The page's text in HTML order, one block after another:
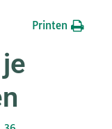
Printen